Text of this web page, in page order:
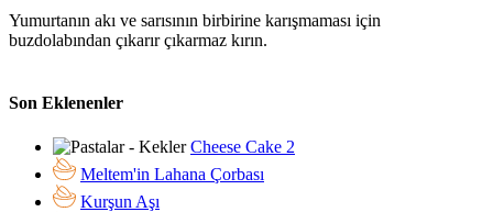
Yumurtanın akı ve sarısının birbirine karışmaması için
buzdolabından çıkarır çıkarmaz kırın.
Son Eklenenler
Cheese Cake 2
Meltem'in Lahana Çorbası
Kurşun Aşı